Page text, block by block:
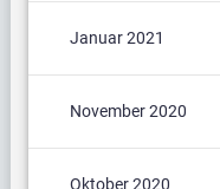
Januar 2021
November 2020
Oktober 2020